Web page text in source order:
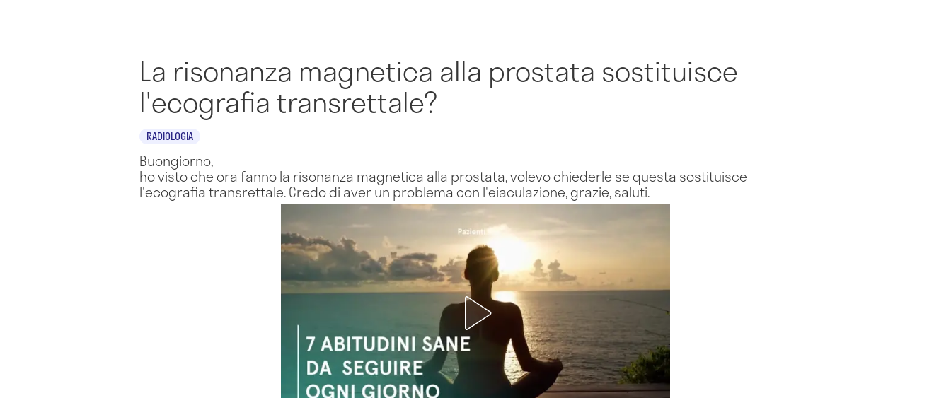
La risonanza magnetica alla prostata sostituisce
l'ecografia transrettale?
RADIOLOGIA
Buongiorno,
ho visto che ora fanno la risonanza magnetica alla prostata, volevo chiederle se questa sostituisce
l'ecografia transrettale. Credo di aver un problema con l'eiaculazione, grazie, saluti.